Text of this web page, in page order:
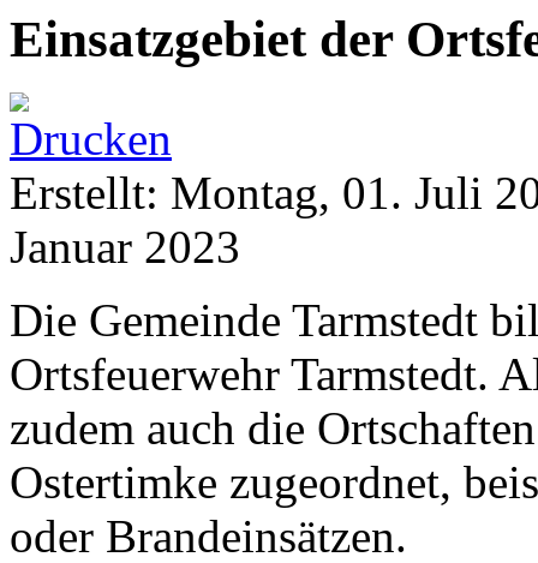
Einsatzgebiet der
Erstellt: Montag, 01. Juli
Januar 2023
Die Gemeinde Tarmstedt
Ortsfeuerwehr Tarmstedt.
zudem auch die
Ostertimke zugeordnet,
oder Brandeinsätzen.